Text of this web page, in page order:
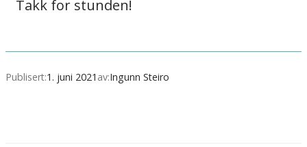
Takk for stunden!
Publisert:1. juni 2021 av:Ingunn Steiro